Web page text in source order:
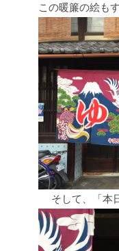
この暖簾の絵も
そして、「本